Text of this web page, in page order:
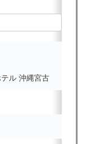
ル 沖縄宮古